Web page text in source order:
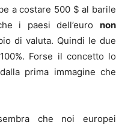
a costare 500 $ al barile
i paesi dell’euro non
di valuta. Quindi le due
Forse il concetto lo
prima immagine che
che noi europei